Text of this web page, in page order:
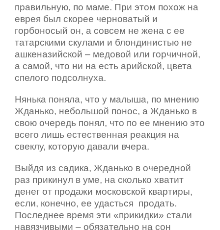
правильную, по маме. При этом похож на
еврея был скорее черноватый и
горбоносый он, а совсем не жена с ее
татарскими скулами и блондинистью не
ашкеназийской – медовой или горчичной,
а самой, что ни на есть арийской, цвета
спелого подсолнуха.
Нянька поняла, что у малыша, по мнению
Жданько, небольшой понос, а Жданько в
свою очередь понял, что по ее мнению это
всего лишь естественная реакция на
свеклу, которую давали вчера.
Выйдя из садика, Жданько в очередной
раз прикинул в уме, на сколько хватит
денег от продажи московской квартиры,
если, конечно, ее удасться продать.
Последнее время эти «прикидки» стали
навязчивыми – обязательно на сон